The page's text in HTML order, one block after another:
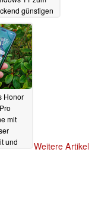
günstigen
Preis
26.10.2024
Honor
mit
und
Weitere Artikel